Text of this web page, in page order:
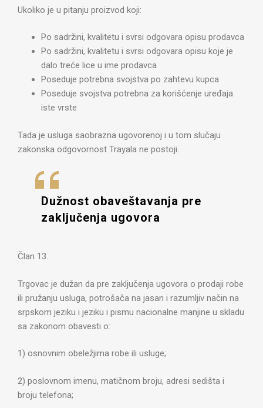
Ukoliko je u pitanju proizvod koji:
Po sadržini, kvalitetu i svrsi odgovara opisu prodavca
Po sadržini, kvalitetu i svrsi odgovara opisu koje je
dalo treće lice u ime prodavca
Poseduje potrebna svojstva po zahtevu kupca
Poseduje svojstva potrebna za korišćenje uređaja
iste vrste
Tada je usluga saobrazna ugovorenoj i u tom slučaju
zakonska odgovornost Trayala ne postoji.
Dužnost obaveštavanja pre
zaključenja ugovora
Član 13.
Trgovac je dužan da pre zaključenja ugovora o prodaji robe
ili pružanju usluga, potrošača na jasan i razumljiv način na
srpskom jeziku i jeziku i pismu nacionalne manjine u skladu
sa zakonom obavesti o:
1) osnovnim obeležjima robe ili usluge;
2) poslovnom imenu, matičnom broju, adresi sedišta i
broju telefona;